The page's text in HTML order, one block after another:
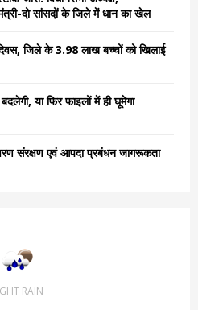
दो सांसदों के जिले में धान का खेल
जिले के 3.98 लाख बच्चों को खिलाई
या फिर फाइलों में ही घूमेगा
संरक्षण एवं आपदा प्रबंधन जागरूकता
RAIN